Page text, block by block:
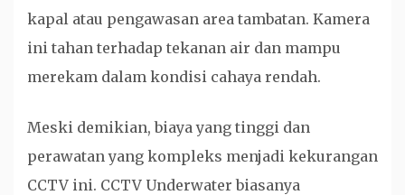
kapal atau pengawasan area tambatan. Kamera
ini tahan terhadap tekanan air dan mampu
merekam dalam kondisi cahaya rendah.
Meski demikian, biaya yang tinggi dan
perawatan yang kompleks menjadi kekurangan
CCTV ini. CCTV Underwater biasanya